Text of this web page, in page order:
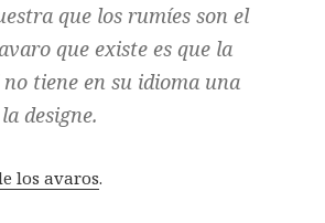
que los rumíes son el
que existe es que la
tiene en su idioma una
designe.
los avaros.